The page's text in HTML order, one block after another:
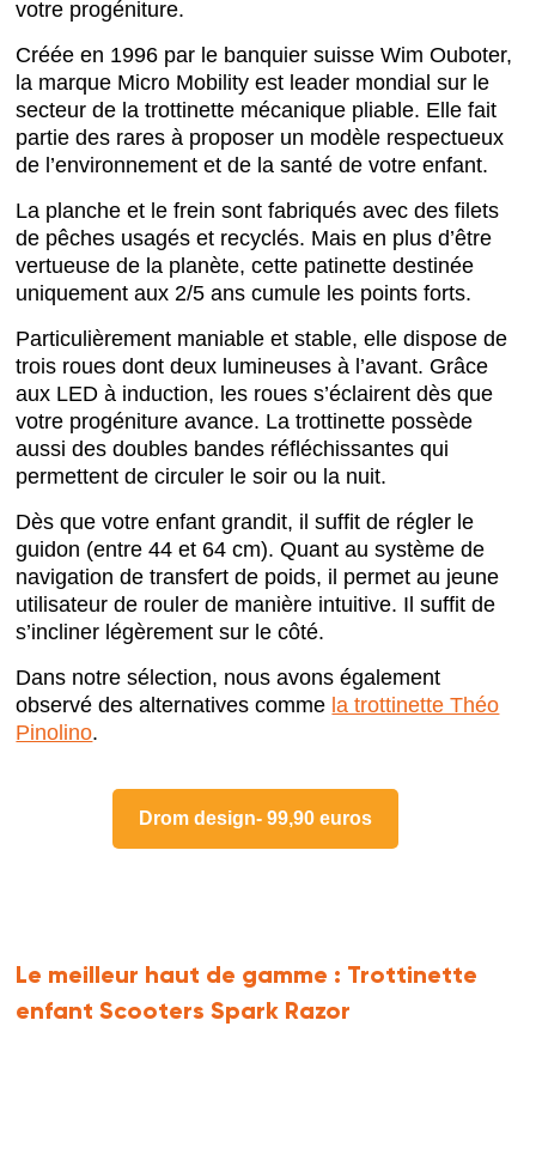
votre progéniture.
Créée en 1996 par le banquier suisse Wim Ouboter,
la marque Micro Mobility est leader mondial sur le
secteur de la trottinette mécanique pliable. Elle fait
partie des rares à proposer un modèle respectueux
de l’environnement et de la santé de votre enfant.
La planche et le frein sont fabriqués avec des filets
de pêches usagés et recyclés. Mais en plus d’être
vertueuse de la planète, cette patinette destinée
uniquement aux 2/5 ans cumule les points forts.
Particulièrement maniable et stable, elle dispose de
trois roues dont deux lumineuses à l’avant. Grâce
aux LED à induction, les roues s’éclairent dès que
votre progéniture avance. La trottinette possède
aussi des doubles bandes réfléchissantes qui
permettent de circuler le soir ou la nuit.
Dès que votre enfant grandit, il suffit de régler le
guidon (entre 44 et 64 cm). Quant au système de
navigation de transfert de poids, il permet au jeune
utilisateur de rouler de manière intuitive. Il suffit de
s’incliner légèrement sur le côté.
Dans notre sélection, nous avons également
observé des alternatives comme la trottinette Théo
Pinolino.
Drom design- 99,90 euros
Le meilleur haut de gamme : Trottinette
enfant Scooters Spark Razor